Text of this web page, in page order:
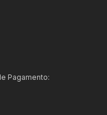
Pagamento: